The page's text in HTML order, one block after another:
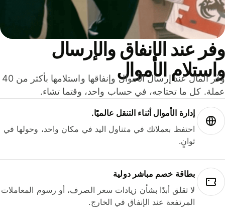
عند الإنفاق والإرسال
الأموال
وفّر المال عند إرسال الأموال وإنفاقها واستلامها بأكثر من 40
كل ما تحتاجه، في حساب واحد، وقتما تشاء.
إدارة الأموال أثناء التنقل عالميًا.
احتفظ بعملاتك في متناول اليد في مكان واحد، وحولها في
ثوانٍ.
بطاقة خصم مباشر دولية
لا تقلق أبدًا بشأن زيادات سعر الصرف، أو رسوم المعاملات
المرتفعة عند الإنفاق في الخارج.